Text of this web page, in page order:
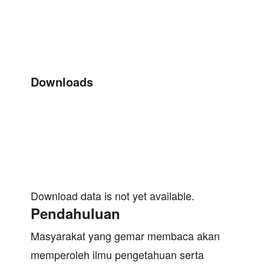
Downloads
Download data is not yet available.
Pendahuluan
Masyarakat yang gemar membaca akan
memperoleh ilmu pengetahuan serta